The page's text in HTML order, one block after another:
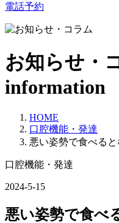
電話予約
お知らせ・
information
HOME
口腔機能・発達
悪い姿勢で食べる
口腔機能・発達
2024-5-15
悪い姿勢で食べ